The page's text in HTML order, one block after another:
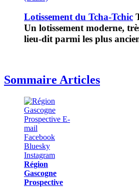
Lotissement du Tcha-Tchic
Un lotissement moderne,
lieu-dit parmi les plus
Sommaire Articles
Région
Gascogne
Prospective